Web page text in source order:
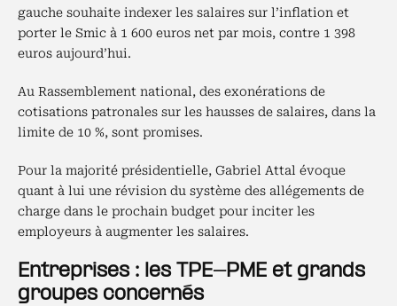
gauche souhaite indexer les salaires sur l’inflation et
porter le Smic à 1 600 euros net par mois, contre 1 398
euros aujourd’hui.
Au Rassemblement national, des exonérations de
cotisations patronales sur les hausses de salaires, dans la
limite de 10 %, sont promises.
Pour la majorité présidentielle, Gabriel Attal évoque
quant à lui une révision du système des allégements de
charge dans le prochain budget pour inciter les
employeurs à augmenter les salaires.
Entreprises : les TPE-PME et grands
groupes concernés